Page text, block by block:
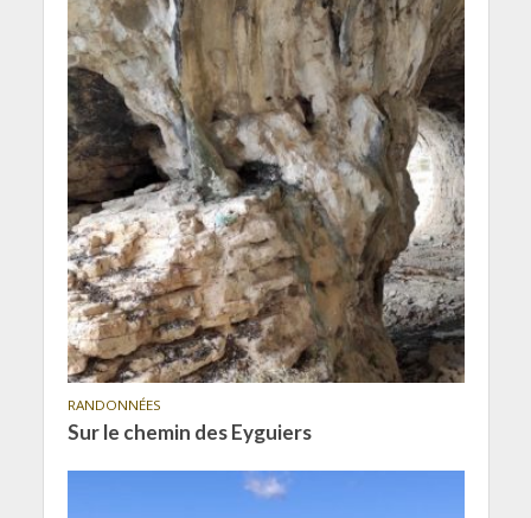
RANDONNÉES
Sur le chemin des Eyguiers